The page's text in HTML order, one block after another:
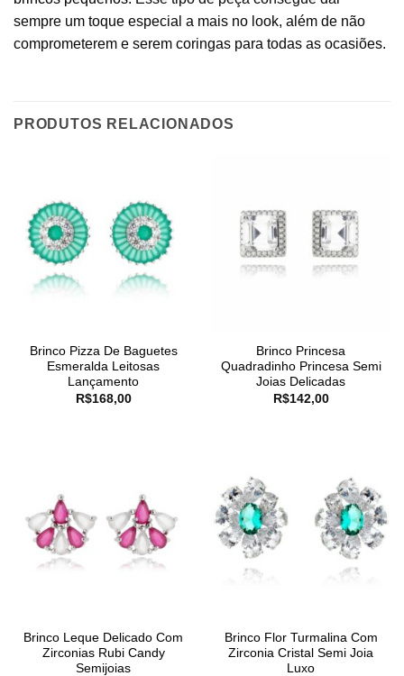
sempre um toque especial a mais no look, além de não
comprometerem e serem coringas para todas as ocasiões.
PRODUTOS RELACIONADOS
Brinco Pizza De Baguetes
Esmeralda Leitosas
Lançamento
R$168,00
Brinco Princesa
Quadradinho Princesa Semi
Joias Delicadas
R$142,00
Brinco Leque Delicado Com
Zirconias Rubi Candy
Semijoias
Brinco Flor Turmalina Com
Zirconia Cristal Semi Joia
Luxo